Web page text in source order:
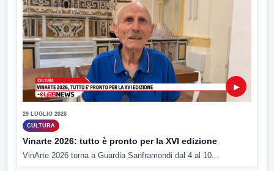
▶
29 LUGLIO 2026
CULTURA
Vinarte 2026: tutto è pronto per la XVI edizione
VinArte 2026 torna a Guardia Sanframondi dal 4 al 10...